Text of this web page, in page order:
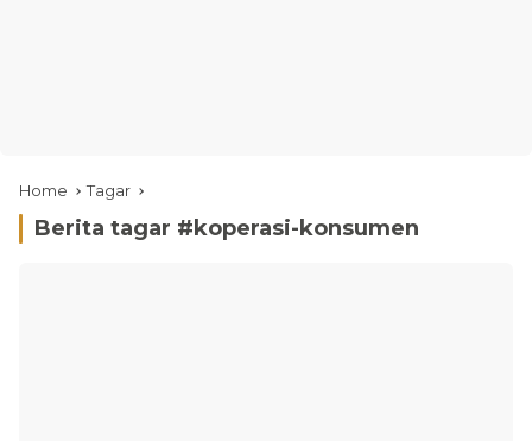
Home Tagar
Berita tagar #koperasi-konsumen